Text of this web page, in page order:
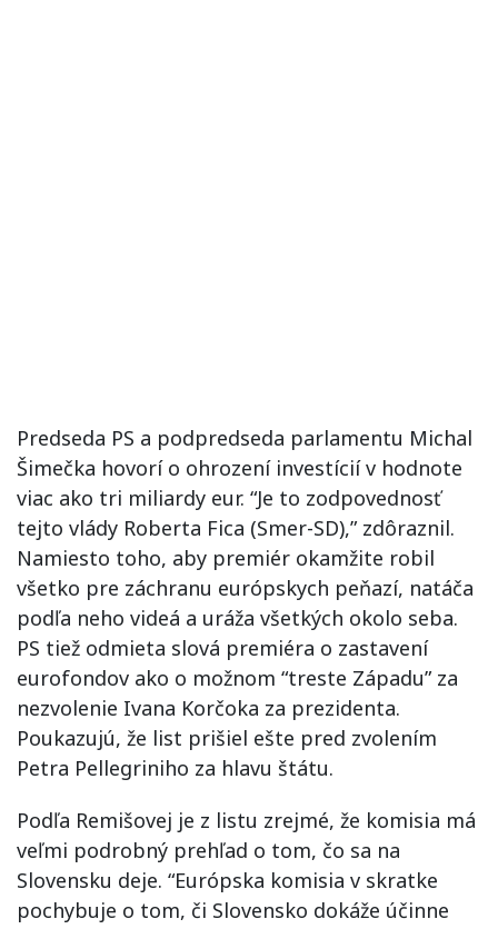
Predseda PS a podpredseda parlamentu Michal
Šimečka hovorí o ohrození investícií v hodnote
viac ako tri miliardy eur. “Je to zodpovednosť
tejto vlády Roberta Fica (Smer-SD),” zdôraznil.
Namiesto toho, aby premiér okamžite robil
všetko pre záchranu európskych peňazí, natáča
podľa neho videá a uráža všetkých okolo seba.
PS tiež odmieta slová premiéra o zastavení
eurofondov ako o možnom “treste Západu” za
nezvolenie Ivana Korčoka za prezidenta.
Poukazujú, že list prišiel ešte pred zvolením
Petra Pellegriniho za hlavu štátu.
Podľa Remišovej je z listu zrejmé, že komisia má
veľmi podrobný prehľad o tom, čo sa na
Slovensku deje. “Európska komisia v skratke
pochybuje o tom, či Slovensko dokáže účinne